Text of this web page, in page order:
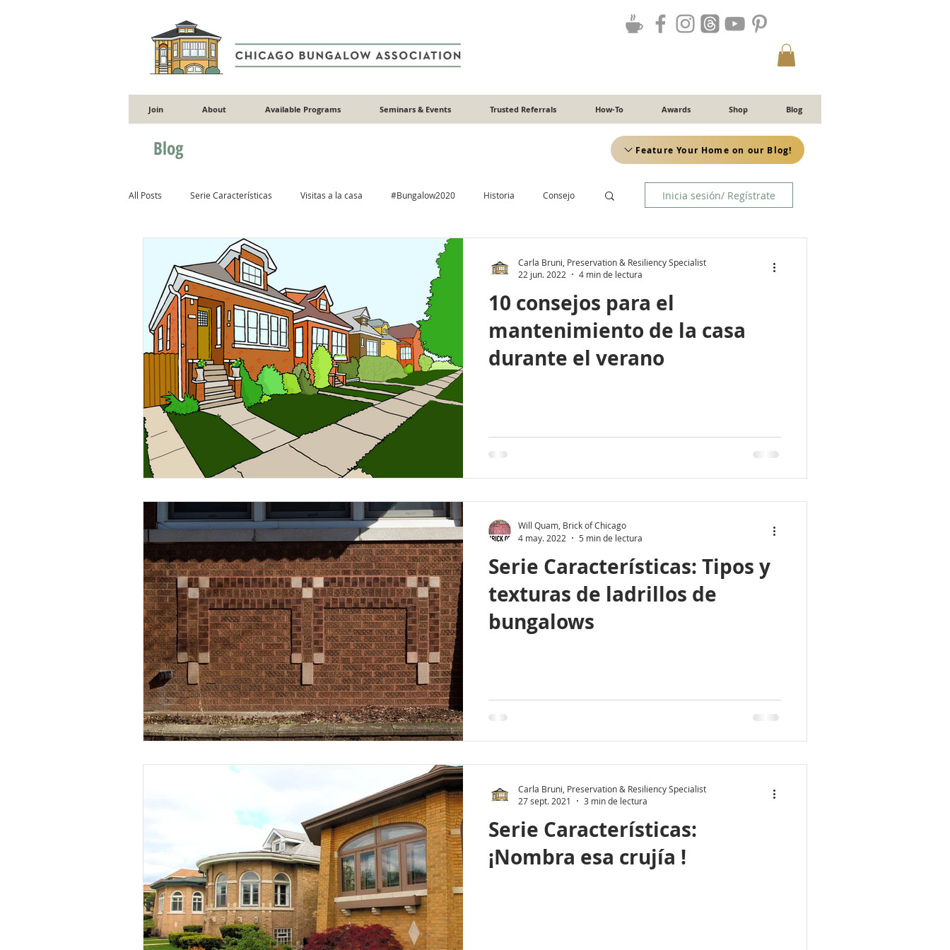
Join About Available Programs Seminars & Events Trusted Referrals How-To Awards Shop Blog
Feature Your Home on our Blog!
Blog
All Posts Serie Características Visitas a la casa #Bungalow2020 Historia Consejo
Jardinería Eficiencia energética
Ventanas Adiciones Albañilería Madera Hormigón y yeso Identificable
Barrios ADU Recetas
Inicia sesión/ Regístrate
10 consejos para el
mantenimiento de la casa
durante el verano
Carla Bruni, Preservation & Resiliency Specialist
22 jun. 2022
4 min de lectura
Serie Características: Tipos y
texturas de ladrillos de
bungalows
Will Quam, Brick of Chicago
4 may. 2022
5 min de lectura
Serie Características:
¡Nombra esa crujía !
Carla Bruni, Preservation & Resiliency Specialist
27 sept. 2021
3 min de lectura